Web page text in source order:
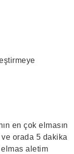
en çok elmasın
orada 5 dakika
aletim